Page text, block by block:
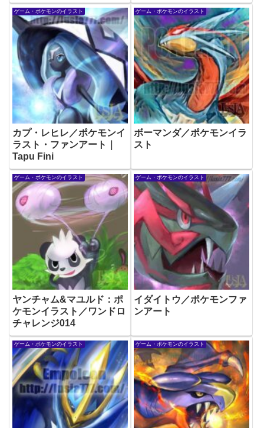
ゲーム・ポケモンのイラスト
カプ・レヒレ／ポケモンイ
ラスト・ファンアート｜
Tapu Fini
ゲーム・ポケモンのイラスト
ボーマンダ／ポケモンイラ
スト
ゲーム・ポケモンのイラスト
ヤンチャム&マユルド：ポ
ケモンイラスト／ワンドロ
チャレンジ014
ゲーム・ポケモンのイラスト
イダイトウ／ポケモンファ
ンアート
ゲーム・ポケモンのイラスト ゲーム・ポケモンのイラスト